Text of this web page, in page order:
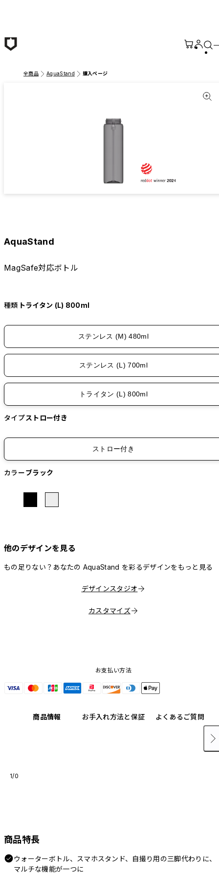
全商品 AquaStand 購入ページ
AquaStand
MagSafe対応ボトル
種類 トライタン (L) 800ml
ステンレス (M) 480ml
ステンレス (L) 700ml
トライタン (L) 800ml
タイプストロー付き
ストロー付き
カラーブラック
他のデザインを見る
もの足りない？あなたの AquaStand を彩るデザインをもっと見る
デザインスタジオ
カスタマイズ
お支払い方法
商品情報 お手入れ方法と保証 よくあるご質問
1/0
商品特長
ウォーターボトル、スマホスタンド、自撮り用の三脚代わりに、
マルチな機能が一つに